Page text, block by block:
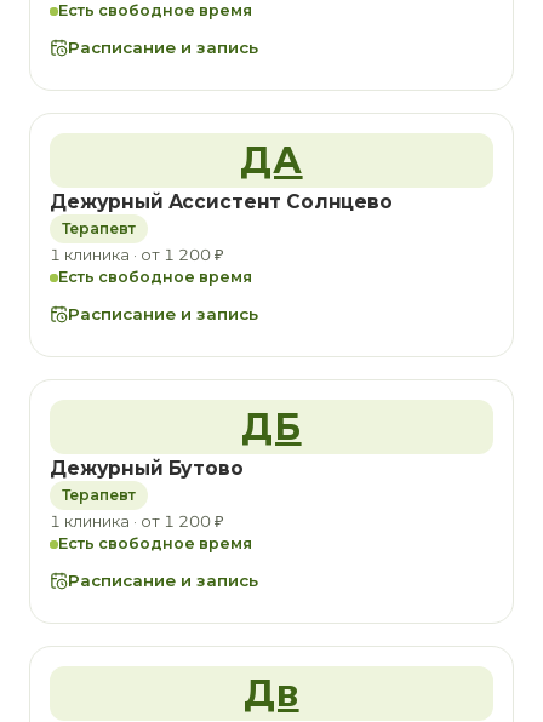
Есть свободное время
Расписание и запись
ДА
Дежурный Ассистент Солнцево
Терапевт
1 клиника · от 1 200 ₽
Есть свободное время
Расписание и запись
ДБ
Дежурный Бутово
Терапевт
1 клиника · от 1 200 ₽
Есть свободное время
Расписание и запись
Дв